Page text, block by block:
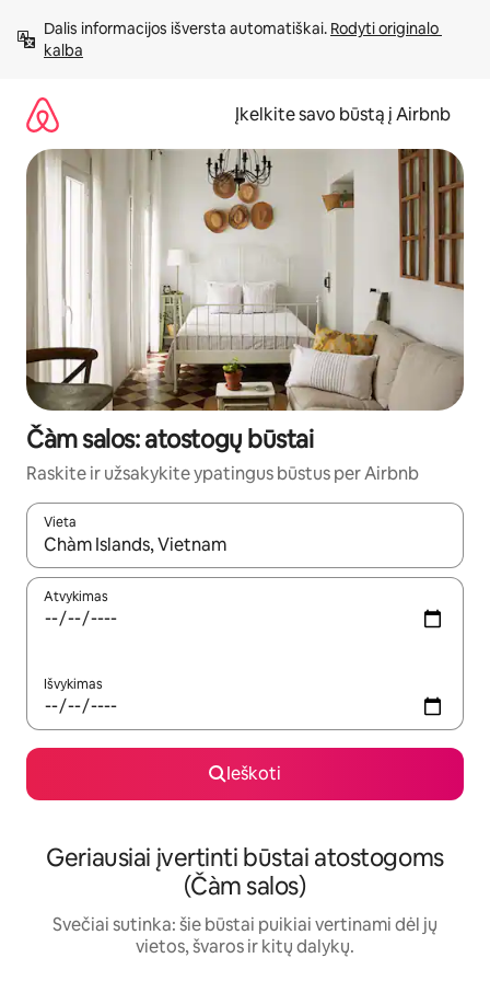
prie
turinio
Dalis informacijos išversta automatiškai. Rodyti originalo
kalba
Įkelkite savo būstą į Airbnb
Čàm salos: atostogų būstai
Raskite ir užsakykite ypatingus būstus per Airbnb
Vieta
Kai pasirodys paieškos rezultatai, juos naršyti galite
Atvykimas
Išvykimas
Ieškoti
Geriausiai įvertinti būstai atostogoms
(Čàm salos)
Svečiai sutinka: šie būstai puikiai vertinami dėl jų
vietos, švaros ir kitų dalykų.